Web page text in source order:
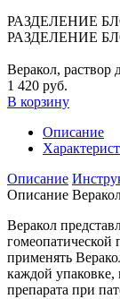
РАЗДЕЛЕНИЕ
РАЗДЕЛЕНИЕ
Веракол,
1 420 руб.
В корзину
Описание
Описание
Описание
Веракол
применять
каждой упаковке,
препарата при